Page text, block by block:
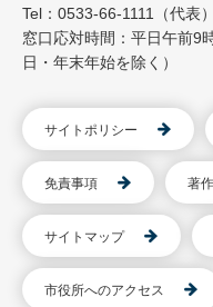
Tel：0533-66-1111（代表）
窓口応対時間：平日午前9
日・年末年始を除く）
サイトポリシー
免責事項 著
サイトマップ
市役所へのアクセス